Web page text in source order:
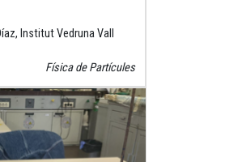
Institut Vedruna Vall
Física de Partícules